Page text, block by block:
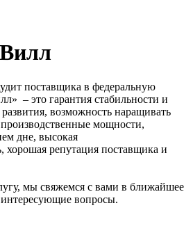
поставщика в федеральную
– это гарантия стабильности и
возможность наращивать
мощности,
дне, высокая
хорошая репутация поставщика и
мы свяжемся с вами в ближайшее
вопросы.